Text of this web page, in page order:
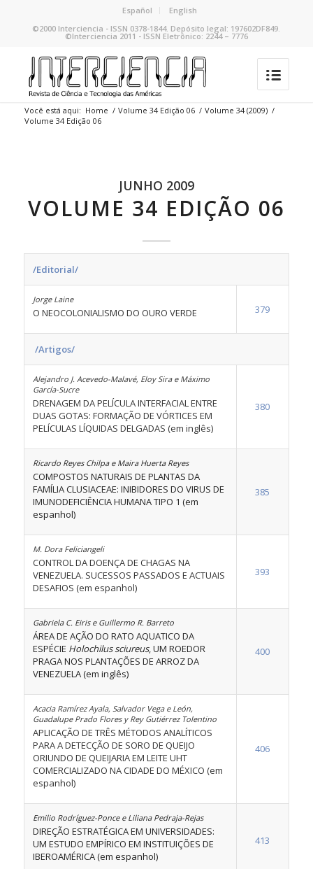
Español
English
©2000 Interciencia - ISSN 0378-1844. Depósito legal: 197602DF849.
©Interciencia 2011 - ISSN Eletrônico: 2244 – 7776
Você está aqui: Home / Volume 34 Edição 06 / Volume 34 (2009) /
Volume 34 Edição 06
JUNHO 2009
VOLUME 34 EDIÇÃO 06
/Editorial/
Jorge Laine
O NEOCOLONIALISMO DO OURO VERDE 379
/Artigos/
Alejandro J. Acevedo-Malavé, Eloy Sira e Máximo
García-Sucre
DRENAGEM DA PELÍCULA INTERFACIAL ENTRE
DUAS GOTAS: FORMAÇÃO DE VÓRTICES EM
PELÍCULAS LÍQUIDAS DELGADAS (em inglês)
380
Ricardo Reyes Chilpa e Maira Huerta Reyes
COMPOSTOS NATURAIS DE PLANTAS DA
FAMÍLIA CLUSIACEAE: INIBIDORES DO VIRUS DE
IMUNODEFICIÊNCIA HUMANA TIPO 1 (em
espanhol)
385
M. Dora Feliciangeli
CONTROL DA DOENÇA DE CHAGAS NA
VENEZUELA. SUCESSOS PASSADOS E ACTUAIS
DESAFIOS (em espanhol)
393
Gabriela C. Eiris e Guillermo R. Barreto
ÁREA DE AÇÃO DO RATO AQUATICO DA
ESPÉCIE Holochilus sciureus, UM ROEDOR
PRAGA NOS PLANTAÇÕES DE ARROZ DA
VENEZUELA (em inglês)
400
Acacia Ramírez Ayala, Salvador Vega e León,
Guadalupe Prado Flores y Rey Gutiérrez Tolentino
APLICAÇÃO DE TRÊS MÉTODOS ANALÍTICOS
PARA A DETECÇÃO DE SORO DE QUEIJO
ORIUNDO DE QUEIJARIA EM LEITE UHT
COMERCIALIZADO NA CIDADE DO MÉXICO (em
espanhol)
406
Emilio Rodríguez-Ponce e Liliana Pedraja-Rejas
DIREÇÃO ESTRATÉGICA EM UNIVERSIDADES:
UM ESTUDO EMPÍRICO EM INSTITUIÇÕES DE
IBEROAMÉRICA (em espanhol)
413